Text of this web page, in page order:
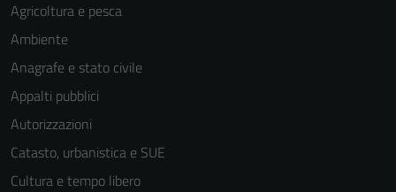
Agricoltura e pesca
Ambiente
Anagrafe e stato civile
Appalti pubblici
Autorizzazioni
Catasto, urbanistica e SUE
Cultura e tempo libero